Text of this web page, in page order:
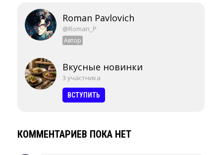
Roman Pavlovich
@Roman_P
Автор
Вкусные новинки
3 участника
ВСТУПИТЬ
КОММЕНТАРИЕВ ПОКА НЕТ